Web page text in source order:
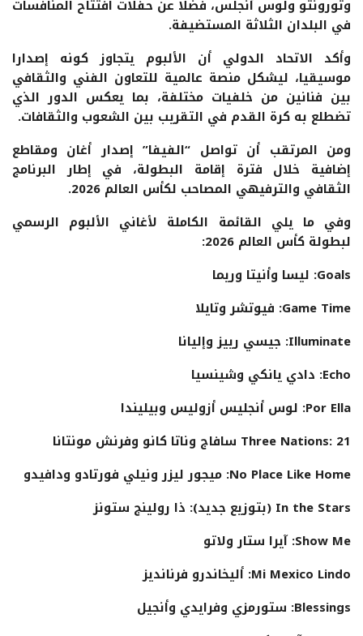
وتورونتو ولوس أنجلس، فضلا عن حفلات افتتاح المنافسات
في البلدان الثلاثة المستضيفة.
وأكد الاتحاد الدولي أن الألبوم يتجاوز كونه إصدارا
موسيقيا، ليشكل منصة عالمية للتعاون الفني والثقافي
بين فنانين من خلفيات مختلفة، بما يعكس الدور الذي
تضطلع به كرة القدم في التقريب بين الشعوب والثقافات.
ومن المرتقب أن تواصل “الفيفا” إصدار أغان ومقاطع
إضافية خلال فترة إقامة البطولة، في إطار البرنامج
الثقافي والترفيهي المصاحب لكأس العالم 2026.
وفي ما يلي القائمة الكاملة لأغاني الألبوم الرسمي
لبطولة كأس العالم 2026:
Goals: ليسا وأنيتا وريما
Game Time: فيوتشر وتايلا
Illuminate: جيسي رييز وإليانا
Echo: دادي يانكي وشينسيا
Por Ella: لوس أنجليس أزوليس وبيليندا
Three Nations: 21 سافاج وناتا كانو وفرنش مونتانا
No Place Like Home: ميجور ليزر ونيلي فورتادو ودافيدو
In the Stars (بتوزيع جديد): ذا رولينج ستونز
Show Me: آيرا ستار ولاتو
Mi Mexico Lindo: أليخاندرو فرنانديز
Blessings: ستورمزي وفرايدي وأنجيل